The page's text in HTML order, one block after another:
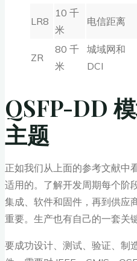
LR8
10 千
米
电信距离
ZR
80 千
米
城域网和
DCI
QSFP-DD
主题
正如我们从上面的参考文献中
适用的。了解开发周期每个阶
集成、软件和固件，再到供应
重要。生产也有自己的一套关
要成功设计、测试、验证、制